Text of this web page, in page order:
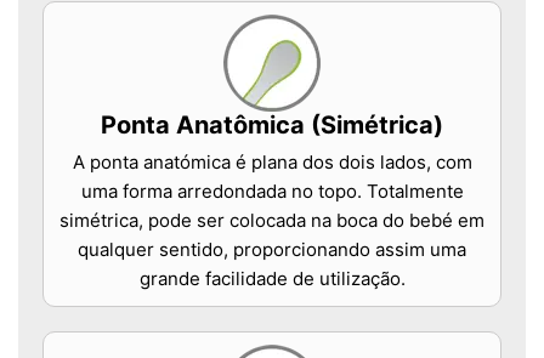
Ponta Anatômica (Simétrica)
A ponta anatómica é plana dos dois lados, com
uma forma arredondada no topo. Totalmente
simétrica, pode ser colocada na boca do bebé em
qualquer sentido, proporcionando assim uma
grande facilidade de utilização.